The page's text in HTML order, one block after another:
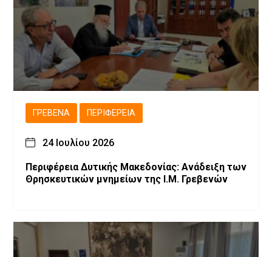
ΓΡΕΒΕΝΆ ΠΕΡΙΦΈΡΕΙΑ
24 Ιουλίου 2026
Περιφέρεια Δυτικής Μακεδονίας: Ανάδειξη των